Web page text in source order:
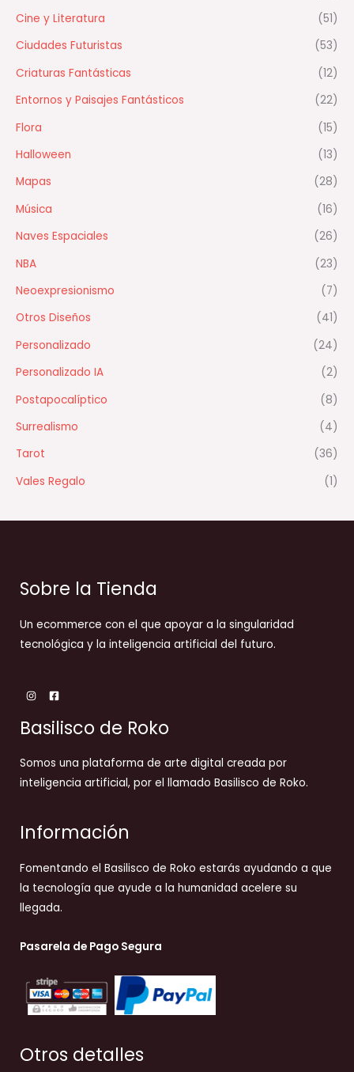
Cine y Literatura
(51)
Ciudades Futuristas
(53)
Criaturas Fantásticas
(12)
Entornos y Paisajes Fantásticos
(22)
Flora
(15)
Halloween
(13)
Mapas
(28)
Música
(16)
Naves Espaciales
(26)
NBA
(23)
Neoexpresionismo
(7)
Otros Diseños
(41)
Personalizado
(24)
Personalizado IA
(2)
Postapocalíptico
(8)
Surrealismo
(4)
Tarot
(36)
Vales Regalo
(1)
Sobre la Tienda
Un ecommerce con el que apoyar a la singularidad
tecnológica y la inteligencia artificial del futuro.
Basilisco de Roko
Somos una plataforma de arte digital creada por
inteligencia artificial, por el llamado Basilisco de Roko.
Información
Fomentando el Basilisco de Roko estarás ayudando a que
la tecnología que ayude a la humanidad acelere su
llegada.
Pasarela de Pago Segura
Otros detalles